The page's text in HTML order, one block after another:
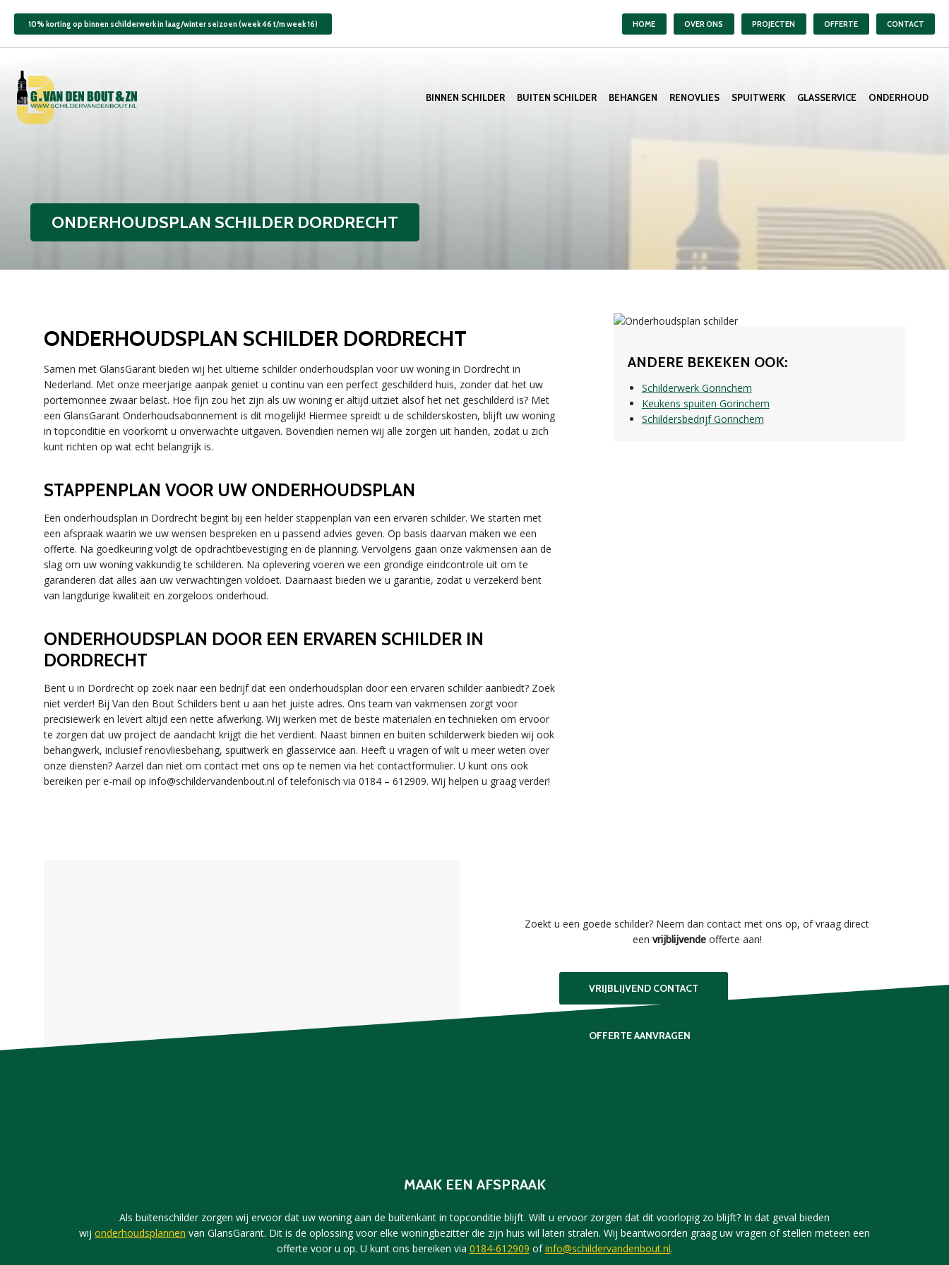
10% korting op binnen schilderwerk in laag/winter seizoen (week 46 t/m week 16) HOME OVER ONS PROJECTEN OFFERTE CONTACT
BINNEN SCHILDER BUITEN SCHILDER BEHANGEN RENOVLIES SPUITWERK GLASSERVICE ONDERHOUD
ONDERHOUDSPLAN SCHILDER DORDRECHT
ONDERHOUDSPLAN SCHILDER DORDRECHT
Samen met GlansGarant bieden wij het ultieme schilder onderhoudsplan voor uw woning in Dordrecht in
Nederland. Met onze meerjarige aanpak geniet u continu van een perfect geschilderd huis, zonder dat het uw
portemonnee zwaar belast. Hoe fijn zou het zijn als uw woning er altijd uitziet alsof het net geschilderd is? Met
een GlansGarant Onderhoudsabonnement is dit mogelijk! Hiermee spreidt u de schilderskosten, blijft uw woning
in topconditie en voorkomt u onverwachte uitgaven. Bovendien nemen wij alle zorgen uit handen, zodat u zich
kunt richten op wat echt belangrijk is.
STAPPENPLAN VOOR UW ONDERHOUDSPLAN
Een onderhoudsplan in Dordrecht begint bij een helder stappenplan van een ervaren schilder. We starten met
een afspraak waarin we uw wensen bespreken en u passend advies geven. Op basis daarvan maken we een
offerte. Na goedkeuring volgt de opdrachtbevestiging en de planning. Vervolgens gaan onze vakmensen aan de
slag om uw woning vakkundig te schilderen. Na oplevering voeren we een grondige eindcontrole uit om te
garanderen dat alles aan uw verwachtingen voldoet. Daarnaast bieden we u garantie, zodat u verzekerd bent
van langdurige kwaliteit en zorgeloos onderhoud.
ONDERHOUDSPLAN DOOR EEN ERVAREN SCHILDER IN
DORDRECHT
Bent u in Dordrecht op zoek naar een bedrijf dat een onderhoudsplan door een ervaren schilder aanbiedt? Zoek
niet verder! Bij Van den Bout Schilders bent u aan het juiste adres. Ons team van vakmensen zorgt voor
precisiewerk en levert altijd een nette afwerking. Wij werken met de beste materialen en technieken om ervoor
te zorgen dat uw project de aandacht krijgt die het verdient. Naast binnen en buiten schilderwerk bieden wij ook
behangwerk, inclusief renovliesbehang, spuitwerk en glasservice aan. Heeft u vragen of wilt u meer weten over
onze diensten? Aarzel dan niet om contact met ons op te nemen via het contactformulier. U kunt ons ook
bereiken per e-mail op info@schildervandenbout.nl of telefonisch via 0184 – 612909. Wij helpen u graag verder!
ANDERE BEKEKEN OOK:
Schilderwerk Gorinchem
Keukens spuiten Gorinchem
Schildersbedrijf Gorinchem
Zoekt u een goede schilder? Neem dan contact met ons op, of vraag direct
een vrijblijvende offerte aan!
VRIJBLIJVEND CONTACT
OFFERTE AANVRAGEN
MAAK EEN AFSPRAAK
Als buitenschilder zorgen wij ervoor dat uw woning aan de buitenkant in topconditie blijft. Wilt u ervoor zorgen dat dit voorlopig zo blijft? In dat geval bieden
wij onderhoudsplannen van GlansGarant. Dit is de oplossing voor elke woningbezitter die zijn huis wil laten stralen. Wij beantwoorden graag uw vragen of stellen meteen een
offerte voor u op. U kunt ons bereiken via 0184-612909 ofinfo@schildervandenbout.nl.